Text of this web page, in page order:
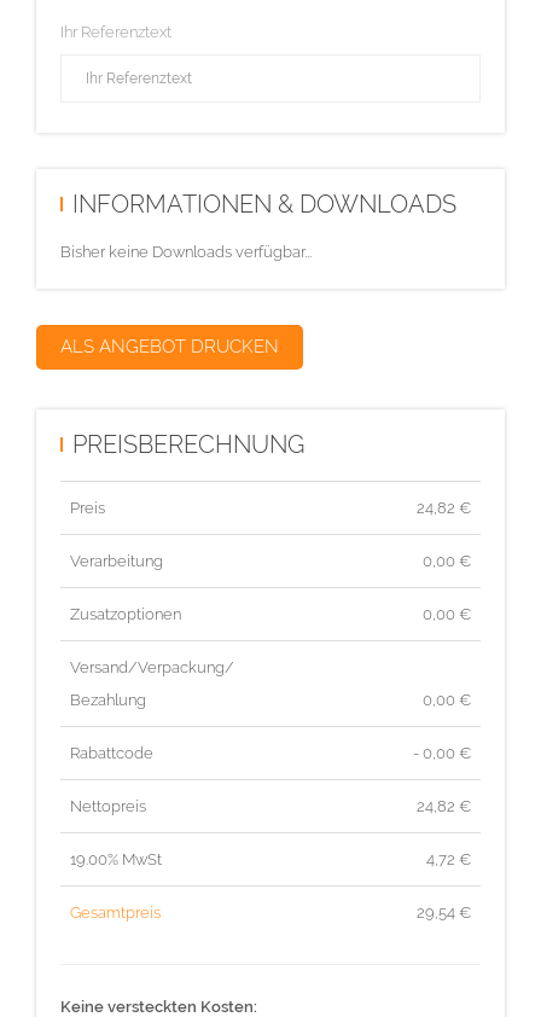
Ihr Referenztext
INFORMATIONEN & DOWNLOADS
Bisher keine Downloads verfügbar...
ALS ANGEBOT DRUCKEN
PREISBERECHNUNG
Preis 24,82 €
Verarbeitung 0,00 €
Zusatzoptionen 0,00 €
Versand/Verpackung/
Bezahlung
0,00 €
Rabattcode - 0,00 €
Nettopreis 24,82 €
19.00% MwSt 4,72 €
Gesamtpreis 29,54 €
Keine versteckten Kosten: